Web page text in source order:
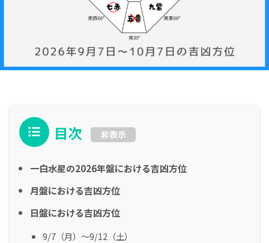
目次 非表示
一白水星の2026年盤における吉凶方位
月盤における吉凶方位
日盤における吉凶方位
9/7（月）～9/12（土）